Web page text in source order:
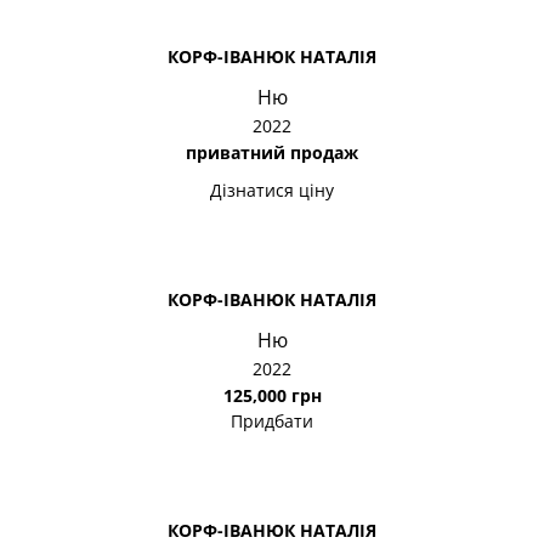
КОРФ-ІВАНЮК НАТАЛІЯ
Ню
2022
приватний продаж
Дізнатися ціну
КОРФ-ІВАНЮК НАТАЛІЯ
Ню
2022
125,000 грн
Придбати
КОРФ-ІВАНЮК НАТАЛІЯ